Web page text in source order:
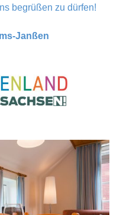
begrüßen zu dürfen!
Janßen